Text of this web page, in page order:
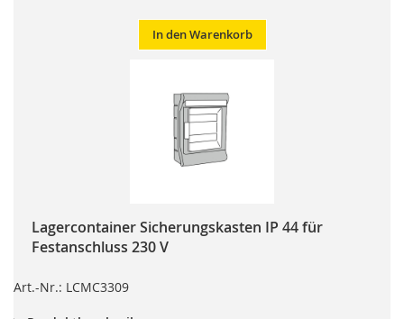
In den Warenkorb
Lagercontainer Sicherungskasten IP 44 für
Festanschluss 230 V
Art.-Nr.: LCMC3309